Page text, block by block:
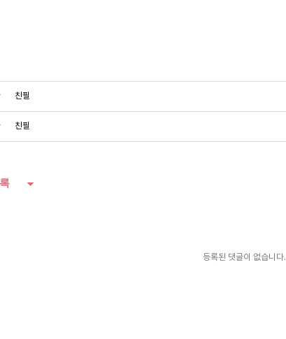
친필
친필
등록된 댓글이 없습니다.